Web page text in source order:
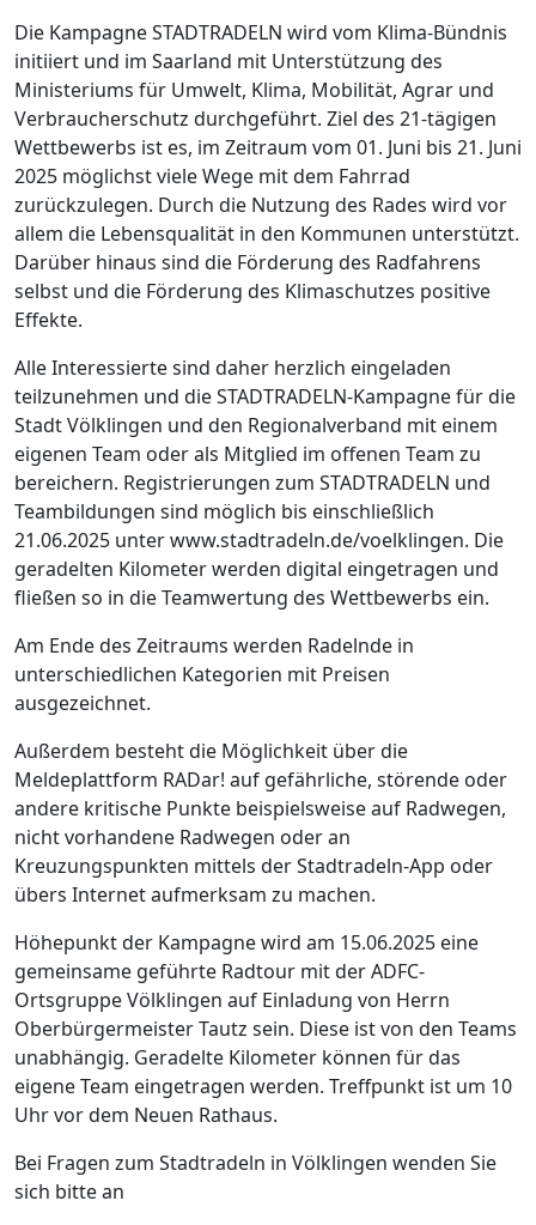
Die Kampagne STADTRADELN wird vom Klima-Bündnis
initiiert und im Saarland mit Unterstützung des
Ministeriums für Umwelt, Klima, Mobilität, Agrar und
Verbraucherschutz durchgeführt. Ziel des 21-tägigen
Wettbewerbs ist es, im Zeitraum vom 01. Juni bis 21. Juni
2025 möglichst viele Wege mit dem Fahrrad
zurückzulegen. Durch die Nutzung des Rades wird vor
allem die Lebensqualität in den Kommunen unterstützt.
Darüber hinaus sind die Förderung des Radfahrens
selbst und die Förderung des Klimaschutzes positive
Effekte.
Alle Interessierte sind daher herzlich eingeladen
teilzunehmen und die STADTRADELN-Kampagne für die
Stadt Völklingen und den Regionalverband mit einem
eigenen Team oder als Mitglied im offenen Team zu
bereichern. Registrierungen zum STADTRADELN und
Teambildungen sind möglich bis einschließlich
21.06.2025 unter www.stadtradeln.de/voelklingen. Die
geradelten Kilometer werden digital eingetragen und
fließen so in die Teamwertung des Wettbewerbs ein.
Am Ende des Zeitraums werden Radelnde in
unterschiedlichen Kategorien mit Preisen
ausgezeichnet.
Außerdem besteht die Möglichkeit über die
Meldeplattform RADar! auf gefährliche, störende oder
andere kritische Punkte beispielsweise auf Radwegen,
nicht vorhandene Radwegen oder an
Kreuzungspunkten mittels der Stadtradeln-App oder
übers Internet aufmerksam zu machen.
Höhepunkt der Kampagne wird am 15.06.2025 eine
gemeinsame geführte Radtour mit der ADFC-
Ortsgruppe Völklingen auf Einladung von Herrn
Oberbürgermeister Tautz sein. Diese ist von den Teams
unabhängig. Geradelte Kilometer können für das
eigene Team eingetragen werden. Treffpunkt ist um 10
Uhr vor dem Neuen Rathaus.
Bei Fragen zum Stadtradeln in Völklingen wenden Sie
sich bitte an